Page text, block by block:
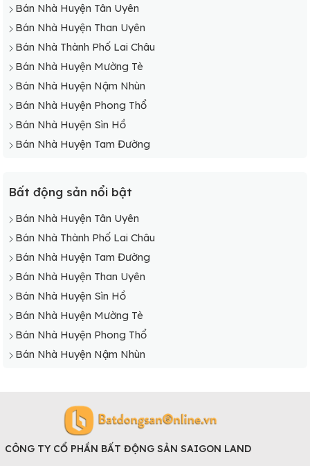
Bán Nhà Huyện Tân Uyên
Bán Nhà Huyện Than Uyên
Bán Nhà Thành Phố Lai Châu
Bán Nhà Huyện Mường Tè
Bán Nhà Huyện Nậm Nhùn
Bán Nhà Huyện Phong Thổ
Bán Nhà Huyện Sìn Hồ
Bán Nhà Huyện Tam Đường
Bất động sản nổi bật
Bán Nhà Huyện Tân Uyên
Bán Nhà Thành Phố Lai Châu
Bán Nhà Huyện Tam Đường
Bán Nhà Huyện Than Uyên
Bán Nhà Huyện Sìn Hồ
Bán Nhà Huyện Mường Tè
Bán Nhà Huyện Phong Thổ
Bán Nhà Huyện Nậm Nhùn
CÔNG TY CỔ PHẦN BẤT ĐỘNG SẢN SAIGON LAND